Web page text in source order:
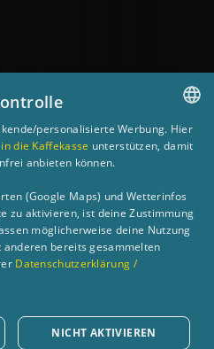
GERMAN
personalisierte Werbung. Hier
die Kaffekasse unterstützen, damit
anbieten können.
(Google Maps) und Wetterinfos
zu aktivieren, ist deine Zustimmung
möglicherweise deine Nutzung
bereits gesammelten
Datenschutzerklärung /
NICHT AKTIVIEREN